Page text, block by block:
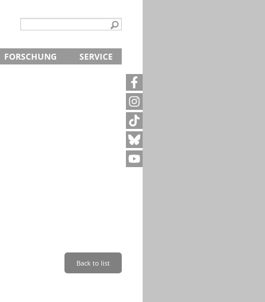
FORSCHUNG
SERVICE
Archivanfrage
Kurze Information
Back to list